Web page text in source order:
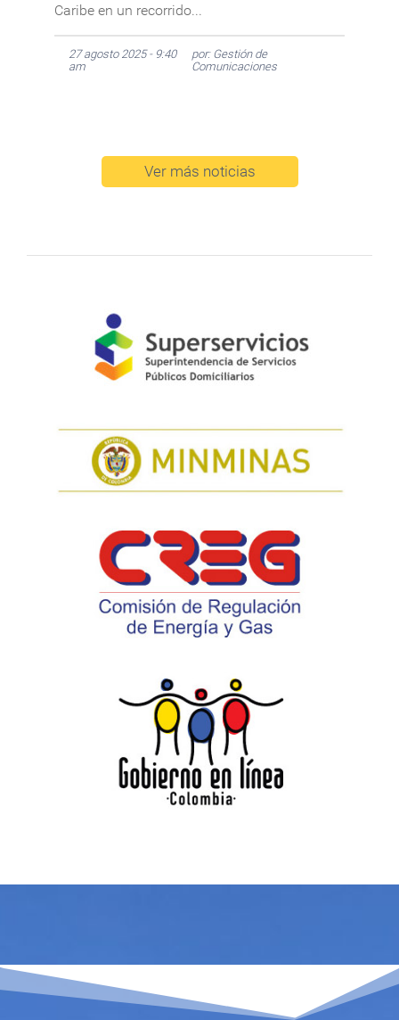
Caribe en un recorrido...
27 agosto 2025 - 9:40
am
por: Gestión de
Comunicaciones
Ver más noticias